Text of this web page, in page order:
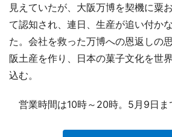
見えていたが、大阪万博を契機に粟
て認知され、連日、生産が追い付か
た。会社を救った万博への恩返しの
阪土産を作り、日本の菓子文化を世
込む。
営業時間は10時～20時。5月9日ま